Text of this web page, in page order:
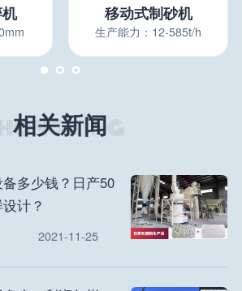
移动式制砂机
生产能力：12-585t/h
相关新闻
多少钱？日产50
计？
2021-11-25